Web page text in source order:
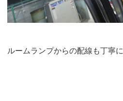
ルームランプからの配線も丁寧に